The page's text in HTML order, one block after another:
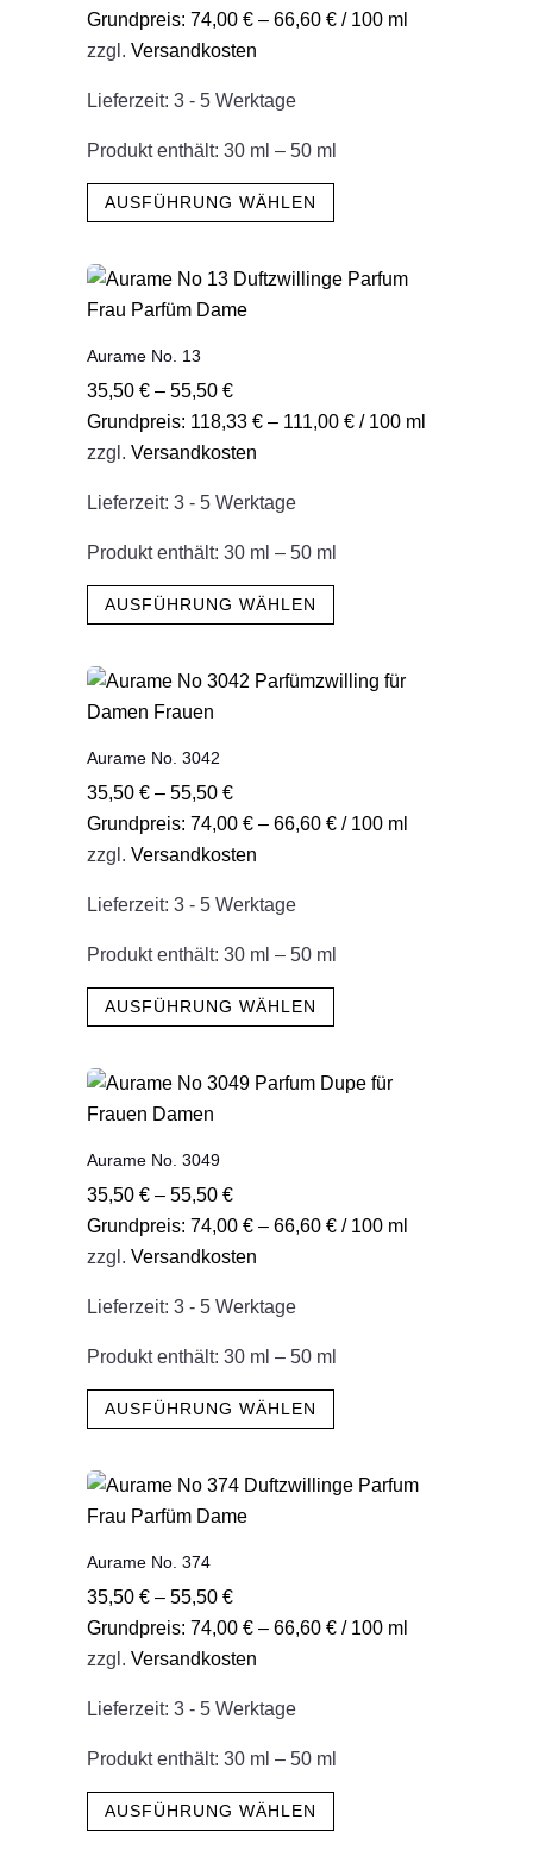
können
gewählt
werden
Grundpreis:74,00€ –66,60€ / 100 ml
zzgl.Versandkosten
Lieferzeit:3 - 5 Werktage
Produkt enthält: 30 ml – 50 ml
AUSFÜHRUNG WÄHLEN
Dieses
mehrere
können
gewählt
werden
Aurame No. 13
35,50€ –55,50€
Grundpreis: 118,33€ – 111,00€ / 100 ml
zzgl.Versandkosten
Lieferzeit:3 - 5 Werktage
Produkt enthält: 30 ml – 50 ml
AUSFÜHRUNG WÄHLEN
Dieses
mehrere
können
gewählt
werden
Aurame No. 3042
35,50€ –55,50€
Grundpreis:74,00€ –66,60€ / 100 ml
zzgl.Versandkosten
Lieferzeit:3 - 5 Werktage
Produkt enthält: 30 ml – 50 ml
AUSFÜHRUNG WÄHLEN
Dieses
mehrere
können
gewählt
werden
Aurame No. 3049
35,50€ –55,50€
Grundpreis:74,00€ –66,60€ / 100 ml
zzgl.Versandkosten
Lieferzeit:3 - 5 Werktage
Produkt enthält: 30 ml – 50 ml
AUSFÜHRUNG WÄHLEN
Dieses
mehrere
können
gewählt
werden
Aurame No. 374
35,50€ –55,50€
Grundpreis:74,00€ –66,60€ / 100 ml
zzgl.Versandkosten
Lieferzeit:3 - 5 Werktage
Produkt enthält: 30 ml – 50 ml
AUSFÜHRUNG WÄHLEN
Dieses